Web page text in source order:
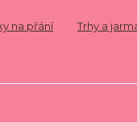
na přání Trhy a